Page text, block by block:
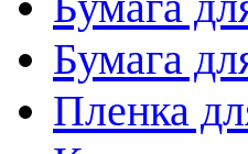
Бумага
Пленка